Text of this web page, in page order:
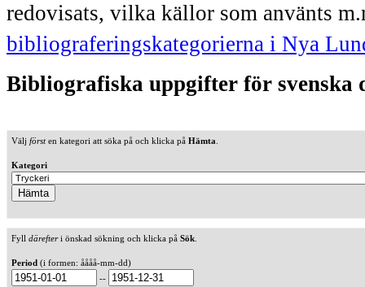
redovisats, vilka källor som använts
bibliograferingskategorierna i Nya
Bibliografiska uppgifter för svenska
Välj försten kategori att söka på och klicka på Hämta
Kategori
Fyll därefteri önskad sökning och klicka på Sök
Period (i formen: åååå-mm-dd)
--